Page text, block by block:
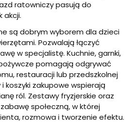
ratowniczy pasują do
akcji.
są dobrym wyborem dla dzieci
Pozwalają łączyć
w specjalistę. Kuchnie, garnki,
pomagają odgrywać
restauracji lub przedszkolnej
i koszyki zakupowe wspierają
ról. Zestawy fryzjerskie oraz
społeczną, w której
rozmowa i tworzenie efektu.